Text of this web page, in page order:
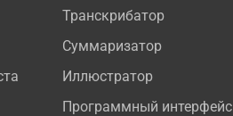
Транскрибатор
Суммаризатор
Иллюстратор
Программный интерфейс